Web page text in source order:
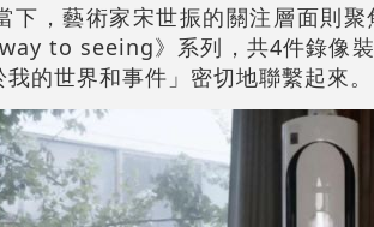
下，藝術家宋世振的關注層面則
to seeing》系列，共4件錄像
的世界和事件」密切地聯繫起來。